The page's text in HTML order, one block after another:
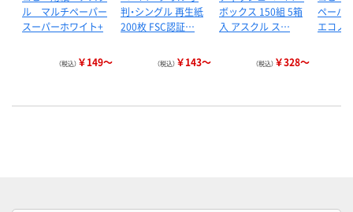
ル マルチペーパー
スーパーホワイト+
（税込） ￥149～
判・シングル 再生紙
200枚 FSC認証…
（税込） ￥143～
ボックス 150組 5箱
入 アスクル ス…
（税込） ￥328～
ペーパ
エコノ